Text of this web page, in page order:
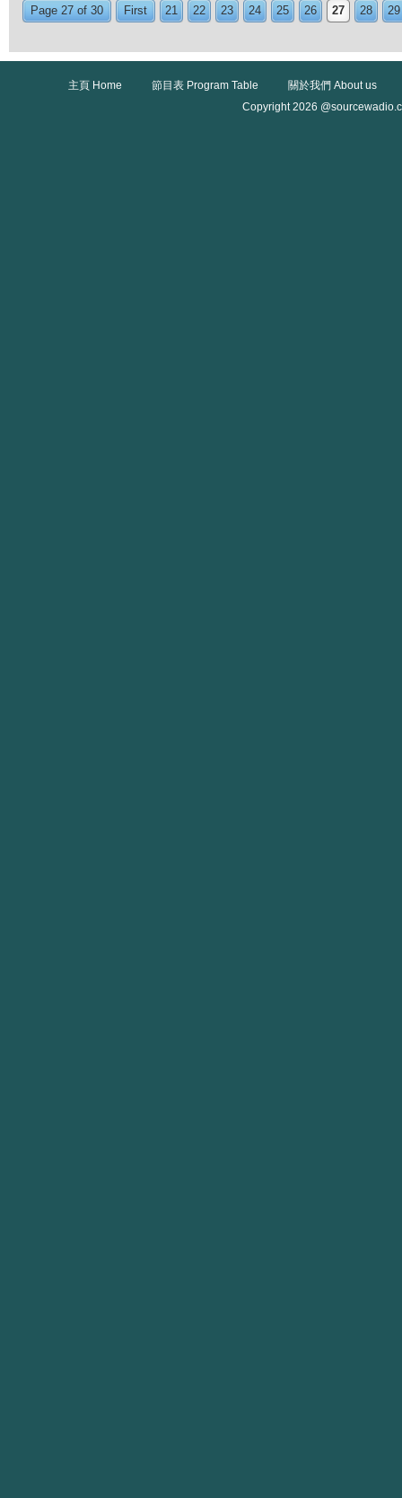
Page 27 of 30 First 21 22 23 24 25 26 27 28 29
主頁 Home 節目表 Program Table
關於我們 About us
Copyright 2026